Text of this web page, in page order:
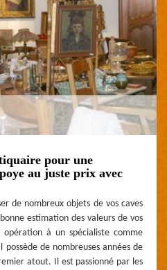
pour une
au juste prix avec
de nombreux objets de vos caves
estimation des valeurs de vos
à un spécialiste comme
de nombreuses années de
atout. Il est passionné par les